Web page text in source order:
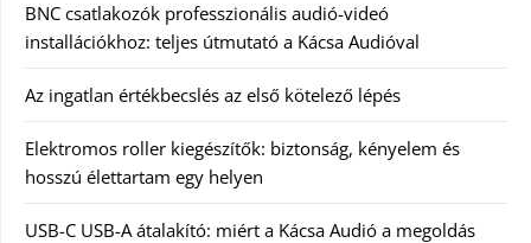
BNC csatlakozók professzionális audió-videó
installációkhoz: teljes útmutató a Kácsa Audióval
Az ingatlan értékbecslés az első kötelező lépés
Elektromos roller kiegészítők: biztonság, kényelem és
hosszú élettartam egy helyen
USB-C USB-A átalakító: miért a Kácsa Audió a megoldás